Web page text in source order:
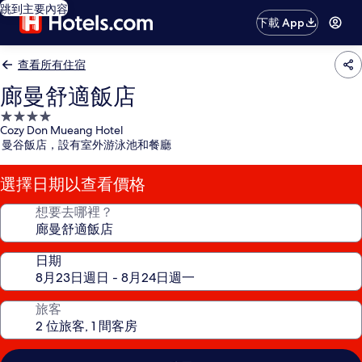
跳到主要內容
下載 App
查看所有住宿
廊曼舒適飯店
4.0
星
級
住
宿
Cozy Don Mueang Hotel
曼谷飯店，設有室外游泳池和餐廳
選擇日期以查看價格
想要去哪裡？
日期
旅客